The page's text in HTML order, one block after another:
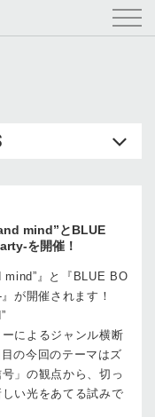
mind”とBLUE
を開催！
』と『BLUE BO
が開催されます！
によるジャンル横断
の今回のテーマはズ
」の観点から、切っ
い光をあてる試みで